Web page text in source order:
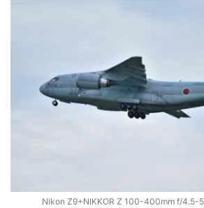
Nikon Z9+NIKKOR Z 100-400mm f/